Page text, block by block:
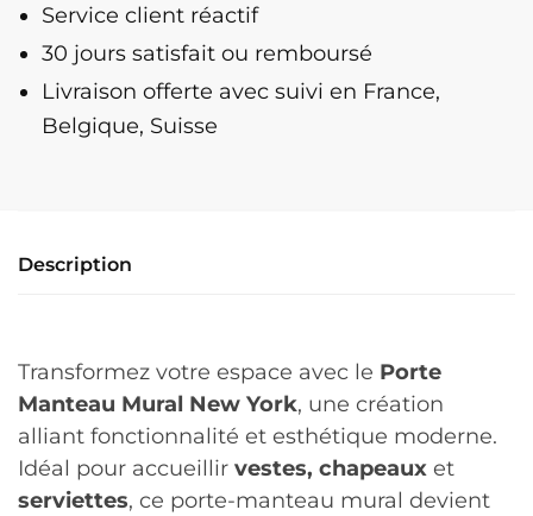
New
York
Service client réactif
30 jours satisfait ou remboursé
Livraison offerte avec suivi en France,
Belgique, Suisse
Description
Transformez votre espace avec le Porte
Manteau Mural New York, une création
alliant fonctionnalité et esthétique moderne.
Idéal pour accueillir vestes, chapeaux et
serviettes, ce porte-manteau mural devient